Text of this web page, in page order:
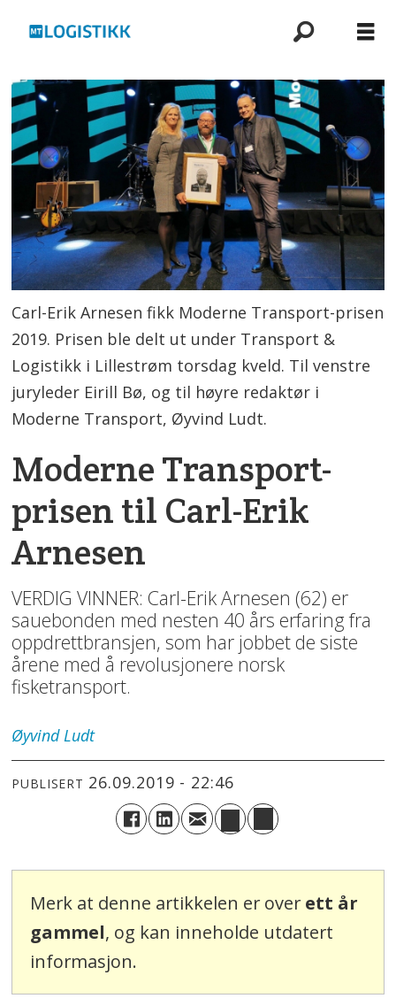
Carl-Erik Arnesen fikk Moderne Transport-prisen
2019. Prisen ble delt ut under Transport &
Logistikk i Lillestrøm torsdag kveld. Til venstre
juryleder Eirill Bø, og til høyre redaktør i
Moderne Transport, Øyvind Ludt.
Moderne Transport-
prisen til Carl-Erik
Arnesen
VERDIG VINNER: Carl-Erik Arnesen (62) er
sauebonden med nesten 40 års erfaring fra
oppdrettbransjen, som har jobbet de siste
årene med å revolusjonere norsk
fisketransport.
Øyvind Ludt
PUBLISERT 26.09.2019 - 22:46
Merk at denne artikkelen er over ett år
gammel, og kan inneholde utdatert
informasjon.